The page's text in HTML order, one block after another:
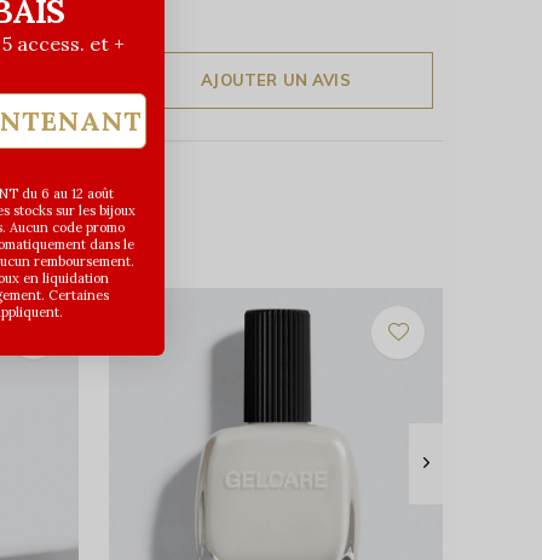
AJOUTER UN AVIS
access. et +
du 6 au 12 août
stocks sur les bijoux
Aucun code promo
dans le
remboursement.
en liquidation
Certaines